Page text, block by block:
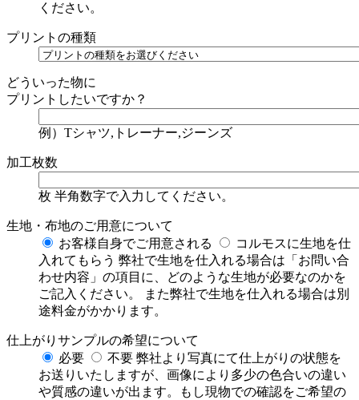
ください。
プリントの種類
どういった物に
プリントしたいですか？
例）Tシャツ,トレーナー,ジーンズ
加工枚数
枚 半角数字で入力してください。
生地・布地のご用意について
お客様自身でご用意される
コルモスに生地を仕
入れてもらう 弊社で生地を仕入れる場合は「お問い合
わせ内容」の項目に、どのような生地が必要なのかを
ご記入ください。
また弊社で生地を仕入れる場合は別
途料金がかかります。
仕上がりサンプルの希望について
必要
不要 弊社より写真にて仕上がりの状態を
お送りいたしますが、画像により多少の色合いの違い
や質感の違いが出ます。もし現物での確認をご希望の